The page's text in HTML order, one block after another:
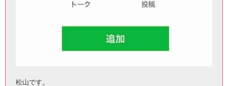
松山です。